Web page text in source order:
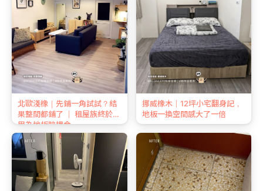
北歐淺橡｜先鋪一角試試？結
果整間都鋪了 ｜ 租屋族終於不
用為地板賠押金
挪威橡木｜12坪小宅翻身記，
地板一換空間感大了一倍